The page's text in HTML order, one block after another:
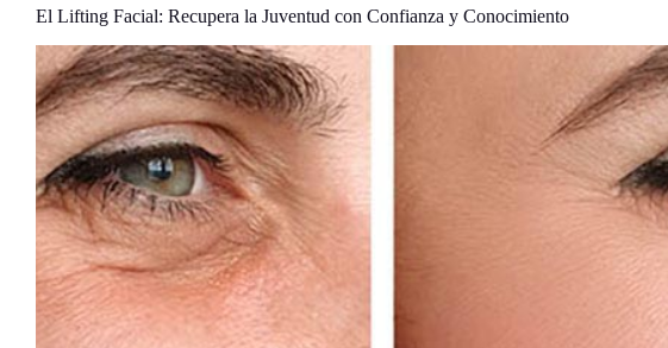
El Lifting Facial: Recupera la Juventud con Confianza y Conocimiento